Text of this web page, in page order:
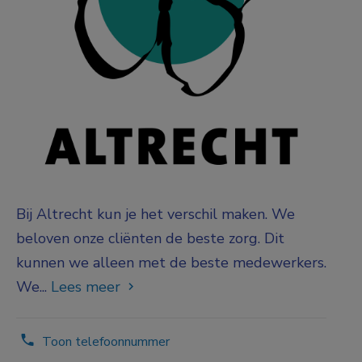
Bij Altrecht kun je het verschil maken. We
beloven onze cliënten de beste zorg. Dit
kunnen we alleen met de beste medewerkers.
We... Lees meer
Toon telefoonnummer